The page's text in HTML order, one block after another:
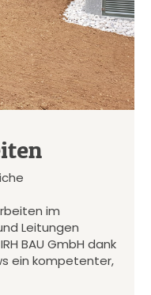
im
Leitungen
BAU GmbH dank
ein kompetenter,